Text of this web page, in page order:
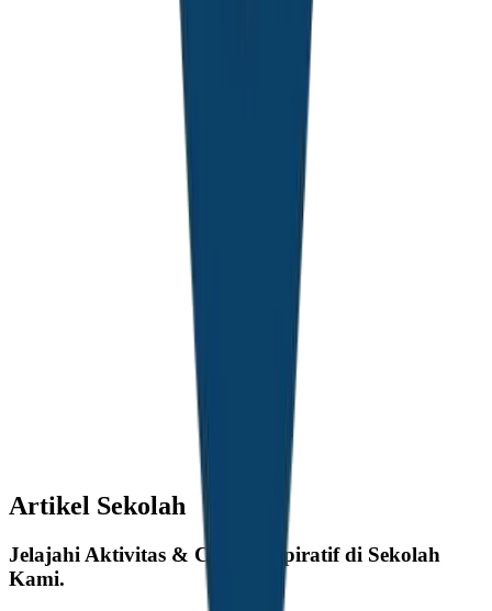
Artikel Sekolah
Jelajahi Aktivitas & Cerita Inspiratif di Sekolah
Kami.